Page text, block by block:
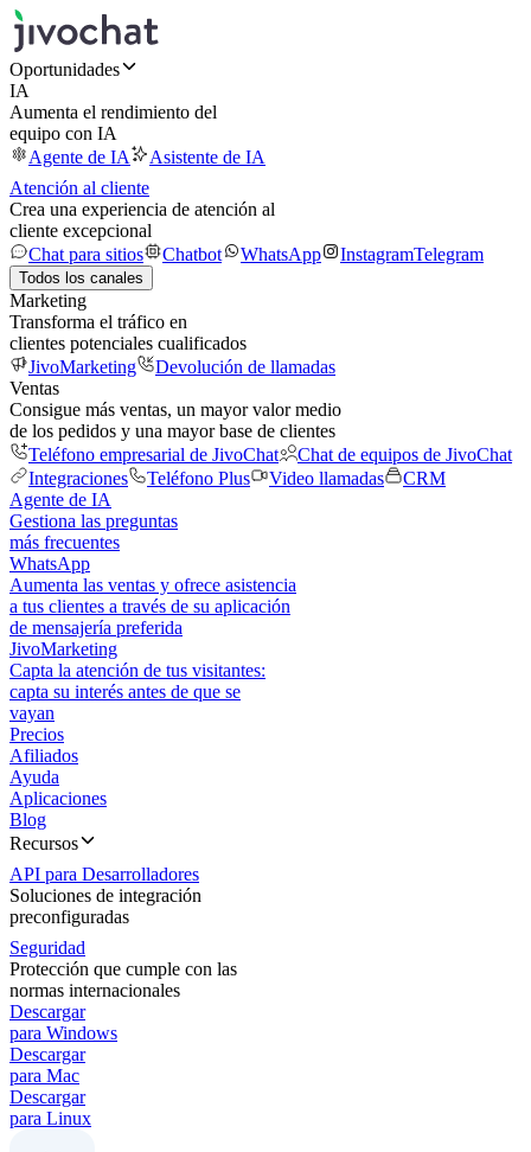
Oportunidades
IA
Aumenta el rendimiento del
equipo con IA
Agente de IA
Asistente de IA
Atención al cliente
Crea una experiencia de atención al
cliente excepcional
Chat para sitios
Chatbot WhatsApp InstagramTelegram
Todos los canales
Marketing
Transforma el tráfico en
clientes potenciales cualificados
JivoMarketing
Devolución de llamadas
Ventas
Consigue más ventas, un mayor valor medio
de los pedidos y una mayor base de clientes
Teléfono empresarial de JivoChat
Chat de equipos de JivoChat
Integraciones
Teléfono Plus Video llamadas
CRM
Agente de IA
Gestiona las preguntas
más frecuentes
WhatsApp
Aumenta las ventas y ofrece asistencia
a tus clientes a través de su aplicación
de mensajería preferida
JivoMarketing
Capta la atención de tus visitantes:
capta su interés antes de que se
vayan
Precios
Afiliados
Ayuda
Aplicaciones
Blog
Recursos
API para Desarrolladores
Soluciones de integración
preconfiguradas
Seguridad
Protección que cumple con las
normas internacionales
Descargar
para Windows
Descargar
para Mac
Descargar
para Linux